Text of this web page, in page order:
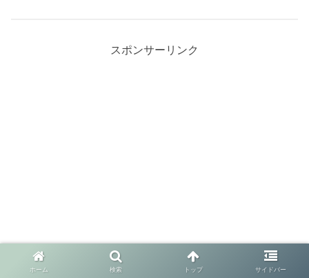
スポンサーリンク
ホーム 検索 トップ サイドバー